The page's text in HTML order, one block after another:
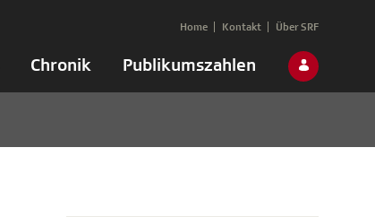
Chronik Publikumszahlen
Home Kontakt Über SRF